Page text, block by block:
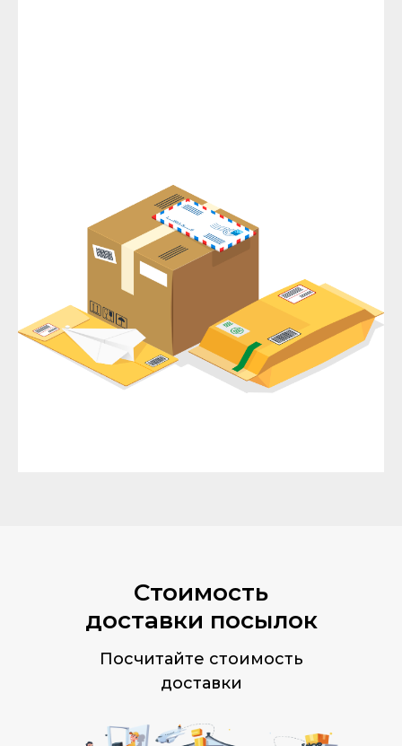
Стоимость
доставки посылок
Посчитайте стоимость
доставки